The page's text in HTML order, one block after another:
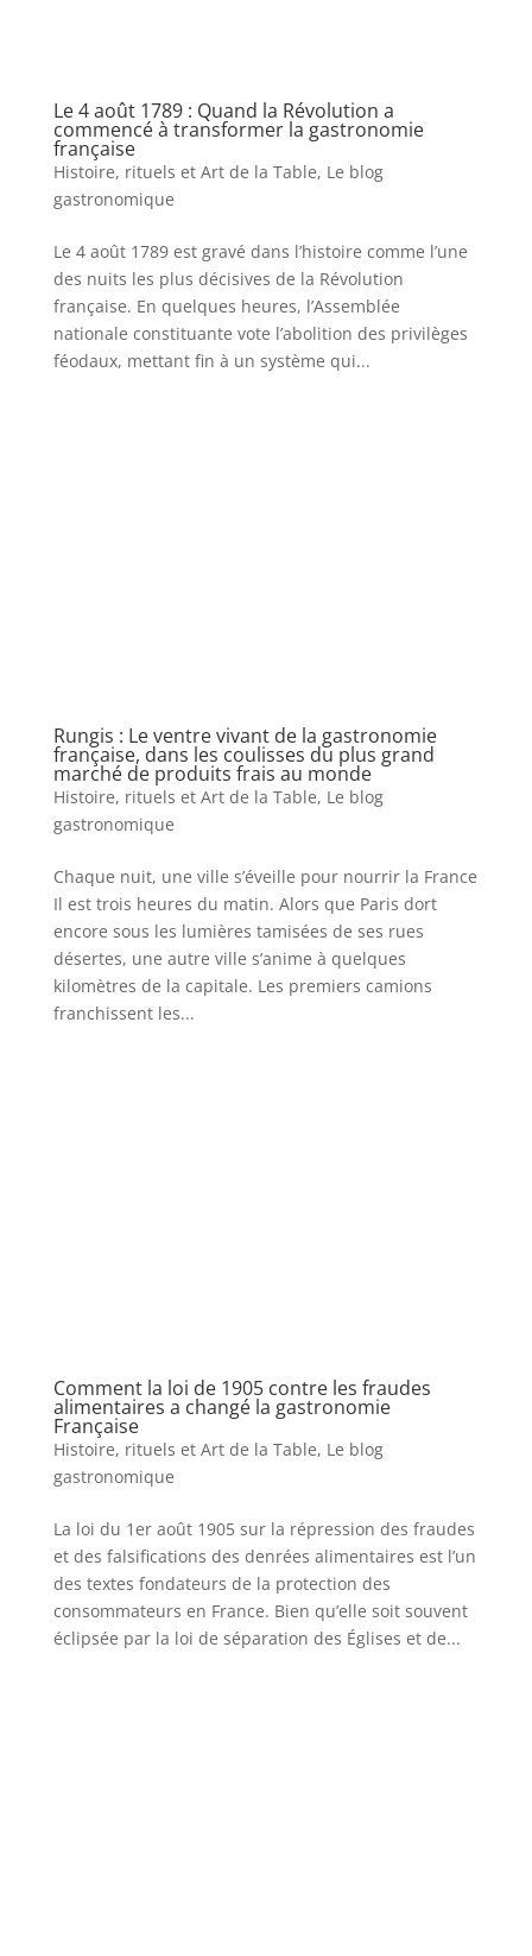
Le 4 août 1789 : Quand la Révolution a
commencé à transformer la gastronomie
française
Histoire, rituels et Art de la Table, Le blog
gastronomique
Le 4 août 1789 est gravé dans l’histoire comme l’une
des nuits les plus décisives de la Révolution
française. En quelques heures, l’Assemblée
nationale constituante vote l’abolition des privilèges
féodaux, mettant fin à un système qui...
Rungis : Le ventre vivant de la gastronomie
française, dans les coulisses du plus grand
marché de produits frais au monde
Histoire, rituels et Art de la Table, Le blog
gastronomique
Chaque nuit, une ville s’éveille pour nourrir la France
Il est trois heures du matin. Alors que Paris dort
encore sous les lumières tamisées de ses rues
désertes, une autre ville s’anime à quelques
kilomètres de la capitale. Les premiers camions
franchissent les...
Comment la loi de 1905 contre les fraudes
alimentaires a changé la gastronomie
Française
Histoire, rituels et Art de la Table, Le blog
gastronomique
La loi du 1er août 1905 sur la répression des fraudes
et des falsifications des denrées alimentaires est l’un
des textes fondateurs de la protection des
consommateurs en France. Bien qu’elle soit souvent
éclipsée par la loi de séparation des Églises et de...